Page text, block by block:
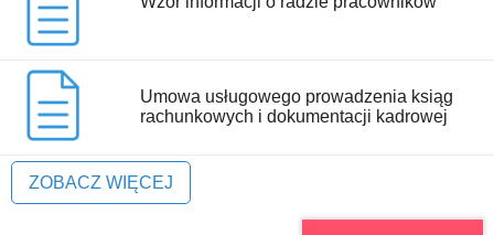
Umowa usługowego prowadzenia ksiąg
rachunkowych i dokumentacji kadrowej
ZOBACZ WIĘCEJ